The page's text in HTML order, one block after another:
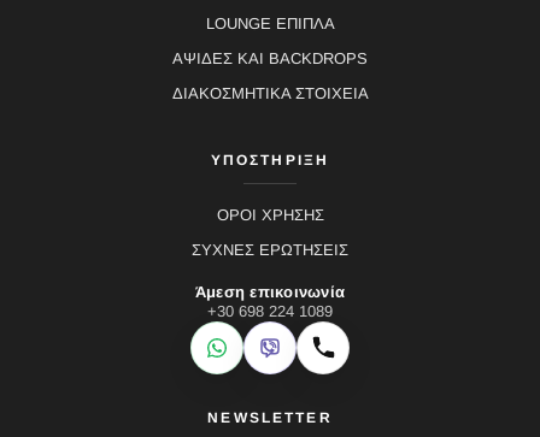
LOUNGE ΕΠΙΠΛΑ
ΑΨΙΔΕΣ ΚΑΙ BACKDROPS
ΔΙΑΚΟΣΜΗΤΙΚΑ ΣΤΟΙΧΕΙΑ
ΥΠΟΣΤΗΡΙΞΗ
ΟΡΟΙ ΧΡΗΣΗΣ
ΣΥΧΝΕΣ ΕΡΩΤΗΣΕΙΣ
Άμεση επικοινωνία
+30 698 224 1089
WhatsApp
Viber Κλήση
NEWSLETTER